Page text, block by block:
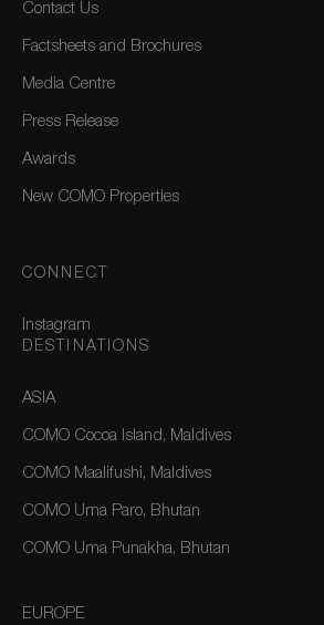
Contact Us
Factsheets and Brochures
Media Centre
Press Release
Awards
New COMO Properties
CONNECT
Instagram
DESTINATIONS
ASIA
COMO Cocoa Island, Maldives
COMO Maalifushi, Maldives
COMO Uma Paro, Bhutan
COMO Uma Punakha, Bhutan
EUROPE